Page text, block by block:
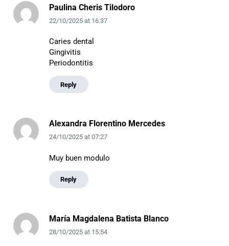
Paulina Cheris Tilodoro
22/10/2025at 16:37
Caries dental
Gingivitis
Periodontitis
Reply
Alexandra Florentino Mercedes
24/10/2025at 07:27
Muy buen modulo
Reply
María Magdalena Batista Blanco
28/10/2025at 15:54